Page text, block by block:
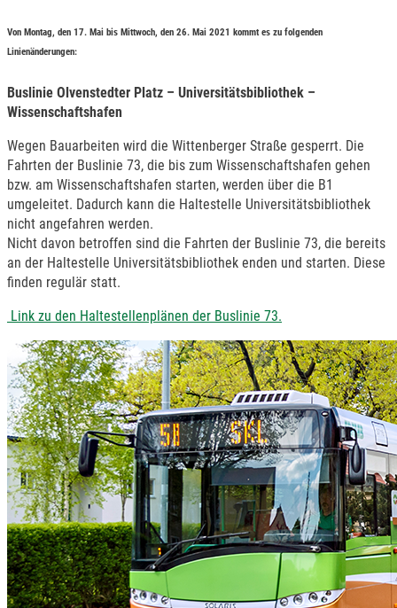
Von Montag, den 17. Mai bis Mittwoch, den 26. Mai 2021 kommt es zu folgenden
Linienänderungen:
Buslinie Olvenstedter Platz – Universitätsbibliothek –
Wissenschaftshafen
Wegen Bauarbeiten wird die Wittenberger Straße gesperrt. Die
Fahrten der Buslinie 73, die bis zum Wissenschaftshafen gehen
bzw. am Wissenschaftshafen starten, werden über die B1
umgeleitet. Dadurch kann die Haltestelle Universitätsbibliothek
nicht angefahren werden.
Nicht davon betroffen sind die Fahrten der Buslinie 73, die bereits
an der Haltestelle Universitätsbibliothek enden und starten. Diese
finden regulär statt.
Link zu den Haltestellenplänen der Buslinie 73.